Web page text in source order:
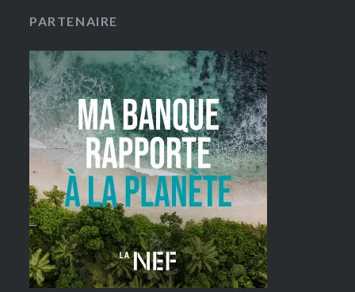
PARTENAIRE